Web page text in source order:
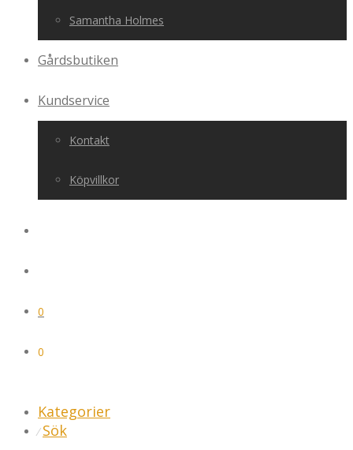
Samantha Holmes
Gårdsbutiken
Kundservice
Kontakt
Köpvillkor
0
0
Kategorier
⁄ Sök